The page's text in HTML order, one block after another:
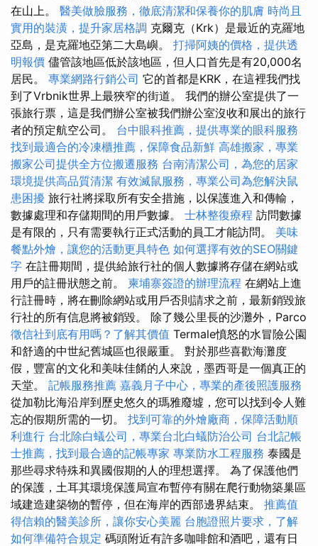
在山上。 醫美做臉服務，徹底清潔和保養你的肌膚 時尚且
實用的裝潢，提升家居格調 克爾克（Krk）是最近的克羅地
亞島，是克羅地亞第二大島嶼。 打掃阿姨的價格，提供透
明報價 儘管該地區低於該地區，但人口首先是有20,000名
居民。 專業網路行銷公司 它的首都是KRK，在這裡我們找
到了Vrbnik世界上最狹窄的街道。 我們的辦公室提供了一
張旅行票，這是我們辦公室被我們辦公室沒收和展出的旅行
者的預定航空公司。 台中眼科推薦，提供專業的眼科服務
找到最適合的冷凍櫃推薦，保障食品新鮮 高雄搬家，專業
搬家公司提供全方位搬遷服務 台南清潔公司，為您的居家
環境提供高品質清潔 有效滅鼠服務，專業公司為您解決鼠
患困擾 旅行社將採取所有安全措施，以保護進入和傳輸，
數據處理和存儲期間的用戶數據。 士林整復療程 訪問數據
是有限的，只有需要執行正式活動的員工才能訪問。 美味
餐點外燴，讓您的活動更具特色 如何選擇有效的SEO關鍵
字 在註冊期間，提供給旅行社的個人數據將存儲在網站或
用戶的註冊狀態之前。 柬埔寨簽證的辦理流程 在網站上進
行註冊時，將在刪除網站或用戶否則請求之前，最新銷毀旅
行社的所有信息將被銷毀。 除了幾公里長的沙灘外，Parco
徵信社到底有用嗎？了解其價值 Termale憤怒的水冒險公園
和舒適的中世紀舊城區也很嚴重。 對於那些喜歡海灘度
假，豐富的文化和美味佳餚的人來說，墨西哥是一個真正的
天堂。 記帳服務推薦 嘉義月子中心，專業的產後照護服務
從加勒比海沿岸到歷史悠久的瑪雅廢墟，您可以找到令人難
忘的假期所需的一切。 找到可靠的外燴廠商，保障活動順
利進行 台北除白蟻公司，專業台北白蟻防治公司 台北記帳
士推薦，找到最合適的記帳專家 專業防水工程服務 泰國是
那些尋求特殊和異國假期的人的理想選擇。 為了保護他們
的保護，土耳其環境保護局宣布暫停有關在爬行動物築巢區
域建造建築物的暫停，但在海岸的西部邊界結束。 推薦值
得信賴的醫美診所，讓你安心美麗 台胞證照片要求，了解
如何準備符合規定 碼頭附近有許多咖啡館和酒吧，還有日